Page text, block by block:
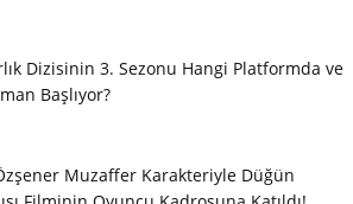
Dizisinin 3. Sezonu Hangi Platformda ve
Başlıyor?
Muzaffer Karakteriyle Düğün